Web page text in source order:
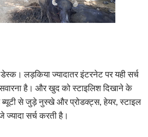
लड़किया ज्यादातर इंटरनेट पर यही सर्च
है। और खुद को स्टाइलिश दिखाने के
ब्यूटी से जुड़े नुस्खे और प्रोडक्ट्स, हेयर, स्टाइल
सर्च करती है।